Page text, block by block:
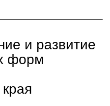
и развитие
форм